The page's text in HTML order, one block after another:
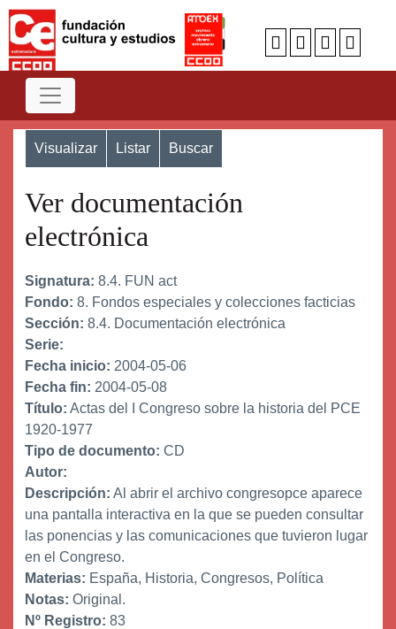
Visualizar Listar Buscar
Ver documentación
electrónica
Signatura: 8.4. FUN act
Fondo: 8. Fondos especiales y colecciones facticias
Sección: 8.4. Documentación electrónica
Serie:
Fecha inicio: 2004-05-06
Fecha fin: 2004-05-08
Título: Actas del I Congreso sobre la historia del PCE
1920-1977
Tipo de documento: CD
Autor:
Descripción: Al abrir el archivo congresopce aparece
una pantalla interactiva en la que se pueden consultar
las ponencias y las comunicaciones que tuvieron lugar
en el Congreso.
Materias: España, Historia, Congresos, Política
Notas: Original.
Nº Registro: 83